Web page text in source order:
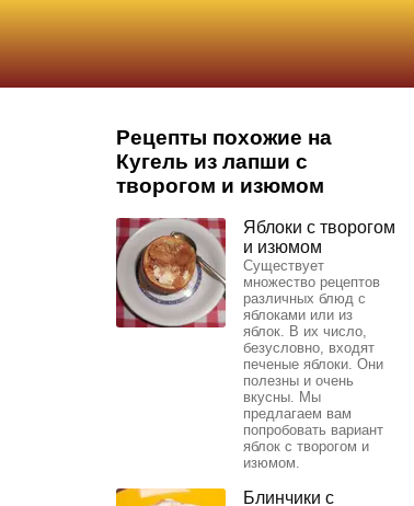
Рецепты похожие на
Кугель из лапши с
творогом и изюмом
Яблоки с творогом
и изюмом
Существует
множество рецептов
различных блюд с
яблоками или из
яблок. В их число,
безусловно, входят
печеные яблоки. Они
полезны и очень
вкусны. Мы
предлагаем вам
попробовать вариант
яблок с творогом и
изюмом.
Блинчики с